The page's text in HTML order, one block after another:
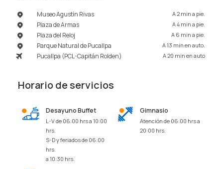
Museo Agustín Rivas A 2 min a pie.
Plaza de Armas A 4 min a pie.
Plaza del Reloj A 6 min a pie
Parque Natural de Pucallpa A 13 min en auto.
Pucallpa (PCL-Capitán Rolden) A 20 min en auto
Horario de servicios
Desayuno Buffet
L-V de 06:00 hrs a 10:00
hrs.
S-D y feriados de 06:00
hrs.
a 10:30 hrs.
Gimnasio
Atención de 06:00 hrs a
20:00 hrs.